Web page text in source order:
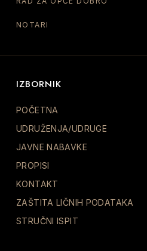
NOTARI
IZBORNIK
POČETNA
UDRUŽENJA/UDRUGE
JAVNE NABAVKE
PROPISI
KONTAKT
ZAŠTITA LIČNIH PODATAKA
STRUČNI ISPIT